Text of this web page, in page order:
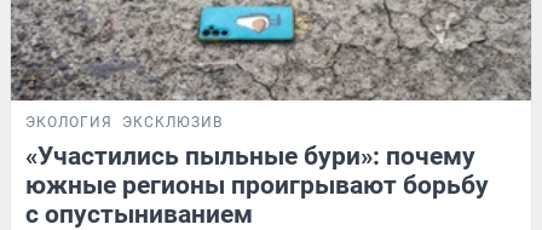
ЭКОЛОГИЯ ЭКСКЛЮЗИВ
«Участились пыльные бури»: почему
южные регионы проигрывают борьбу
с опустыниванием